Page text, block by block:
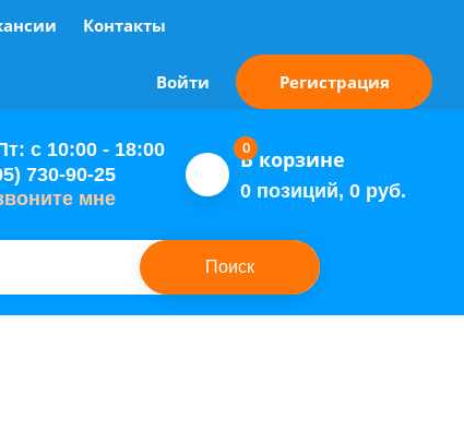
Контакты
Войти Регистрация
с 10:00 - 18:00
730-90-25
мне
В корзине
0 позиций, 0 руб.
0